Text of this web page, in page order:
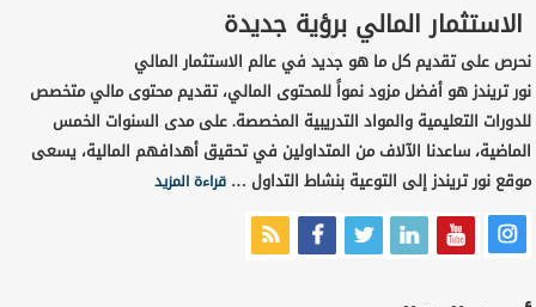
الاستثمار المالي برؤية جديدة
نحرص على تقديم كل ما هو جديد في عالم الاستثمار المالي
نور تريندز هو أفضل مزود نمواً للمحتوى المالي، تقديم محتوى مالي متخصص
للدورات التعليمية والمواد التدريبية المخصصة. على مدى السنوات الخمس
الماضية، ساعدنا الآلاف من المتداولين في تحقيق أهدافهم المالية، يسعى
موقع نور تريندز إلى التوعية بنشاط التداول …قراءة المزيد